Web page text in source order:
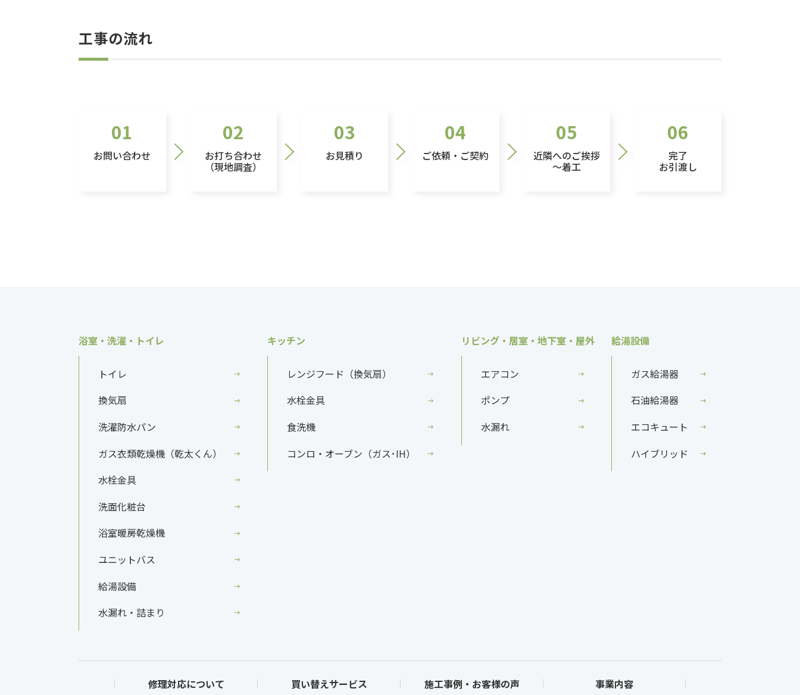
工事の流れ
01
お問い合わせ
02
お打ち合わせ
（現地調査）
03
お見積り
04
ご依頼・ご契約
05
近隣へのご挨拶
～着工
06
完了
お引渡し
浴室・洗濯・トイレ
トイレ
換気扇
洗濯防水パン
ガス衣類乾燥機（乾太くん）
水栓金具
洗面化粧台
浴室暖房乾燥機
ユニットバス
給湯設備
水漏れ・詰まり
キッチン
レンジフード（換気扇）
水栓金具
食洗機
コンロ・オーブン（ガス･IH）
リビング・居室・地下室・屋外
エアコン
ポンプ
水漏れ
給湯設備
ガス給湯器
石油給湯器
エコキュート
ハイブリッド
修理対応について 買い替えサービス 施工事例・お客様の声 事業内容